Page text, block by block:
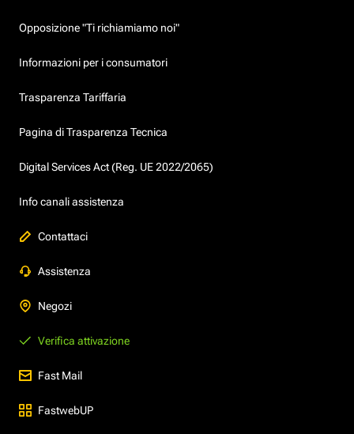
Opposizione "Ti richiamiamo noi"
Informazioni per i consumatori
Trasparenza Tariffaria
Pagina di Trasparenza Tecnica
Digital Services Act (Reg. UE 2022/2065)
Info canali assistenza
Contattaci
Assistenza
Negozi
Verifica attivazione
Fast Mail
FastwebUP